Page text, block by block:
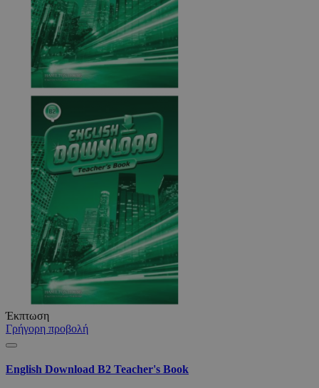
Έκπτωση
Γρήγορη προβολή
English Download B2 Teacher's Book